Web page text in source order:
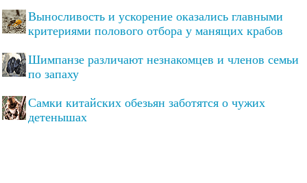
Выносливость и ускорение оказались главными
критериями полового отбора у манящих крабов
Шимпанзе различают незнакомцев и членов семьи
по запаху
Самки китайских обезьян заботятся о чужих
детенышах